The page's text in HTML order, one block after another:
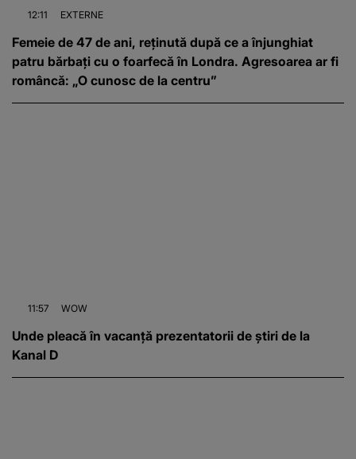
12:11 EXTERNE
Femeie de 47 de ani, reținută după ce a înjunghiat
patru bărbați cu o foarfecă în Londra. Agresoarea ar fi
româncă: „O cunosc de la centru”
11:57 WOW
Unde pleacă în vacanță prezentatorii de știri de la
Kanal D